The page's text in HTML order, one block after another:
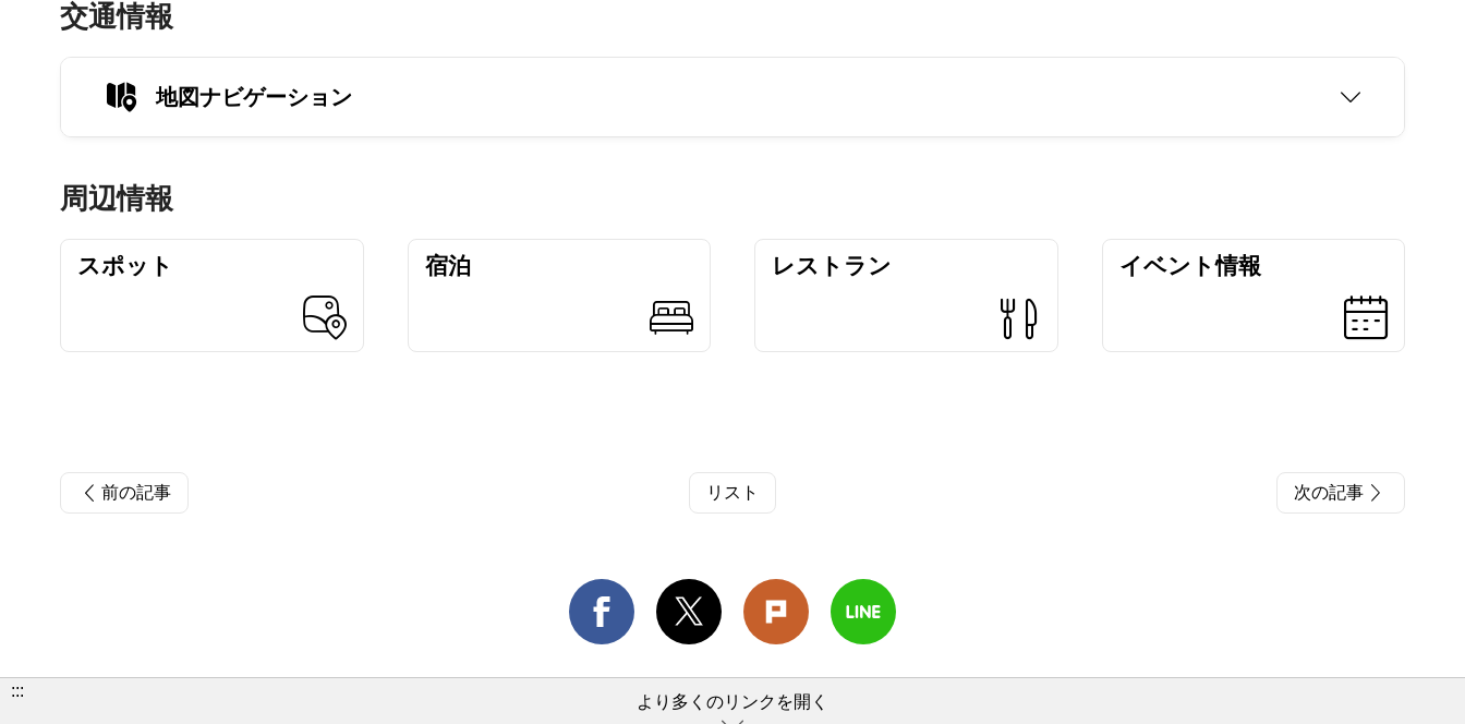
交通情報
地図ナビゲーション
周辺情報
スポット 宿泊 レストラン イベント情報
前の記事 リスト 次の記事
:::
より多くのリンクを開く